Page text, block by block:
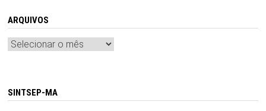
ARQUIVOS
Arquivos
SINTSEP-MA